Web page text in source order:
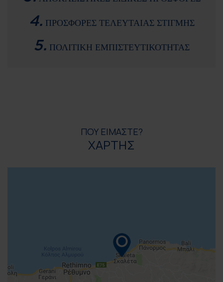
4. ΠΡΟΣΦΟΡΕΣ ΤΕΛΕΥΤΑΙΑΣ ΣΤΙΓΜΗΣ
5. ΠΟΛΙΤΙΚΗ ΕΜΠΙΣΤΕΥΤΙΚΟΤΗΤΑΣ
ΠΟΥ ΕΙΜΑΣΤΕ?
ΧΑΡΤΗΣ